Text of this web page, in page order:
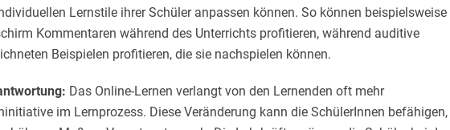
Lernstile ihrer Schüler anpassen können. So können beispielsweise
Kommentaren während des Unterrichts profitieren, während auditive
Beispielen profitieren, die sie nachspielen können.
Das Online-Lernen verlangt von den Lernenden oft mehr
im Lernprozess. Diese Veränderung kann die SchülerInnen befähigen,